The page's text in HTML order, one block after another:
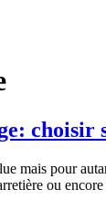
choisir
mais pour
ou